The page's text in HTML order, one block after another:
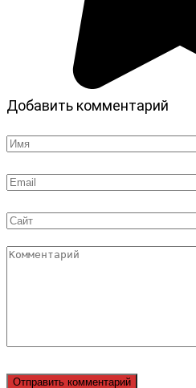
Добавить комментарий
Имя
Email
Сайт
Комментарий